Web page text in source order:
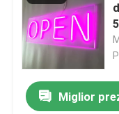
Miglior